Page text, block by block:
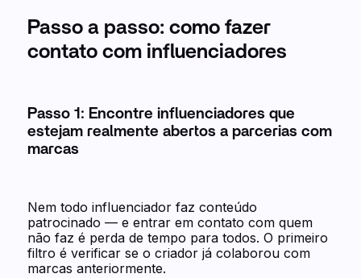
Passo a passo: como fazer
contato com influenciadores
Passo 1: Encontre influenciadores que
estejam realmente abertos a parcerias com
marcas
Nem todo influenciador faz conteúdo
patrocinado — e entrar em contato com quem
não faz é perda de tempo para todos. O primeiro
filtro é verificar se o criador já colaborou com
marcas anteriormente.